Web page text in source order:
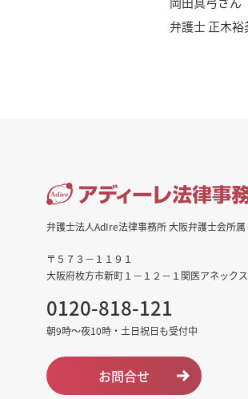
弁護士 正木裕
弁護士法人AdIre法律事務所 大阪弁護士会所属
〒５７３－１１９１
大阪府枚方市新町１－１２－１関医アネック
0120-818-121
朝9時～夜10時・土日祝日も受付中
お問合せ